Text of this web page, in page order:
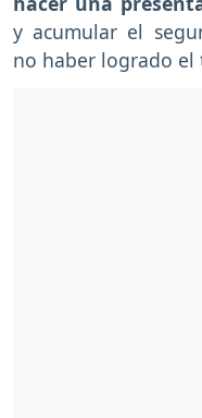
y acumular el
no haber logrado el